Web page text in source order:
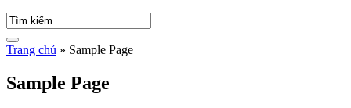
Trang chủ » Sample Page
Sample Page